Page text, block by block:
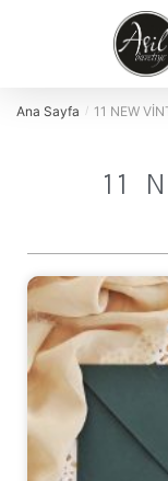
Ana Sayfa / 11 NEW
11